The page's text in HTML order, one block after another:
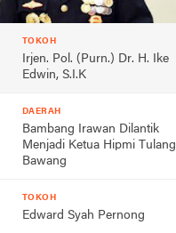
TOKOH
Irjen. Pol. (Purn.) Dr. H. Ike
Edwin, S.I.K
DAERAH
Bambang Irawan Dilantik
Menjadi Ketua Hipmi Tulang
Bawang
TOKOH
Edward Syah Pernong